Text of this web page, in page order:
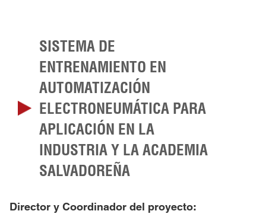
SISTEMA DE
ENTRENAMIENTO EN
AUTOMATIZACIÓN
ELECTRONEUMÁTICA PARA
APLICACIÓN EN LA
INDUSTRIA Y LA ACADEMIA
SALVADOREÑA
Director y Coordinador del proyecto: